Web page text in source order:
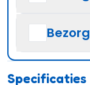
Specificaties